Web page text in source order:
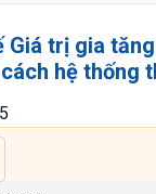
Giá trị gia
hệ thống